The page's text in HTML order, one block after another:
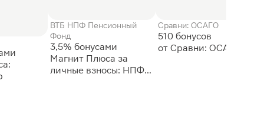
ВТБ НПФ Пенсионный
Фонд
3,5% бонусами
Магнит Плюса за
личные взносы: НПФ
Сравни: ОСАГО
510 бонусов